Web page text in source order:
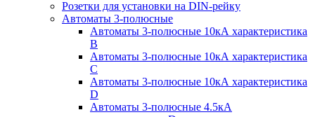
Розетки для установки на DIN-рейку
Автоматы 3-полюсные
Автоматы 3-полюсные 10кА характеристика
B
Автоматы 3-полюсные 10кА характеристика
C
Автоматы 3-полюсные 10кА характеристика
D
Автоматы 3-полюсные 4.5кА